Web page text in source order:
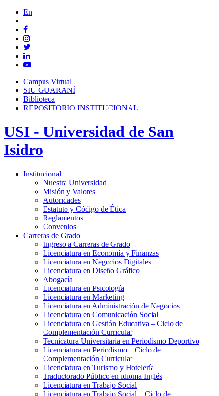
En
|
Campus Virtual
SIU GUARANÍ
Biblioteca
REPOSITORIO INSTITUCIONAL
USI - Universidad de San
Isidro
Institucional
Nuestra Universidad
Misión y Valores
Autoridades
Estatuto y Código de Ética
Reglamentos
Convenios
Carreras de Grado
Ingreso a Carreras de Grado
Licenciatura en Economía y Finanzas
Licenciatura en Negocios Digitales
Licenciatura en Diseño Gráfico
Abogacía
Licenciatura en Psicología
Licenciatura en Marketing
Licenciatura en Administración de Negocios
Licenciatura en Comunicación Social
Licenciatura en Gestión Educativa – Ciclo de
Complementación Curricular
Tecnicatura Universitaria en Periodismo Deportivo
Licenciatura en Periodismo – Ciclo de
Complementación Curricular
Licenciatura en Turismo y Hotelería
Traductorado Público en idioma Inglés
Licenciatura en Trabajo Social
Licenciatura en Trabajo Social – Ciclo de